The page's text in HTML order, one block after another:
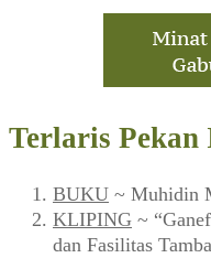
Terlaris Pekan
BUKU ~ Muhidin
KLIPING ~
dan Fasilitas